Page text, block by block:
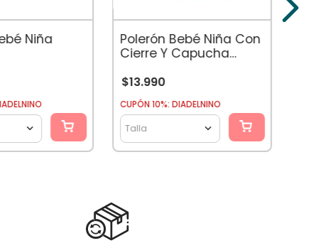
Niña
Polerón Bebé Niña Con
Cierre Y Capucha
$13.990
CUPÓN 10%: DIADELNINO
Talla